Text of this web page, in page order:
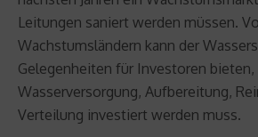
Leitungen saniert werden müssen.
Wachstumsländern kann der
Gelegenheiten für Investoren bieten,
Wasserversorgung, Aufbereitung,
Verteilung investiert werden muss.